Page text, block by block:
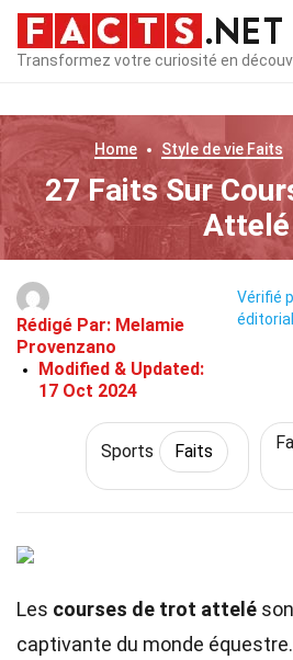
Transformez votre curiosité en
Home Style de vie Faits
27 Faits Sur
Attelé
Rédigé Par: Melamie
Provenzano
Modified & Updated:
17 Oct 2024
Vérifié
Sports Faits
Les courses de trot attelé
captivante du monde